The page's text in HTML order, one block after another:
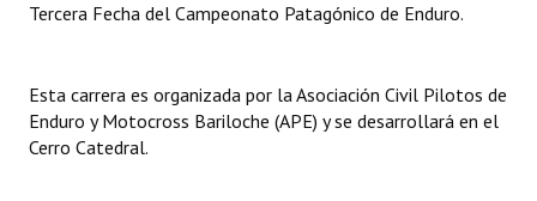
Dictámenes Asesoría Letrada
Informes de Unidad Coordinadora
Tercera Fecha del Campeonato Patagónico de Enduro.
Esta carrera es organizada por la Asociación Civil Pilotos de
Enduro y Motocross Bariloche (APE) y se desarrollará en el
Cerro Catedral.